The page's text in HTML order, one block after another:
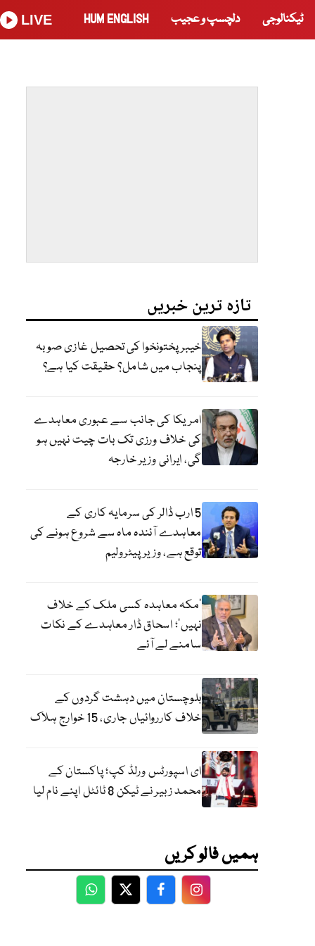
ٹیکنالوجی دلچسپ و عجیب HUM ENGLISH
LIVE
تازہ ترین خبریں
خیبر پختونخوا کی تحصیل غازی صوبہ
پنجاب میں شامل؟ حقیقت کیا ہے؟
امریکا کی جانب سے عبوری معاہدے
کی خلاف ورزی تک بات چیت نہیں ہو
گی، ایرانی وزیر خارجہ
5 ارب ڈالر کی سرمایہ کاری کے
معاہدے آئندہ ماہ سے شروع ہونے کی
توقع ہے، وزیر پیٹرولیم
‘مکہ معاہدہ کسی ملک کے خلاف
نہیں’؛ اسحاق ڈار معاہدے کے نکات
سامنے لے آئے
بلوچستان میں دہشت گردوں کے
خلاف کارروائیاں جاری، 15 خوارج ہلاک
ای اسپورٹس ورلڈ کپ؛ پاکستان کے
محمد زبیر نے ٹیکن 8 ٹائٹل اپنے نام لیا
ہمیں فالو کریں
WhatsApp
TwitterFacebookFacebook